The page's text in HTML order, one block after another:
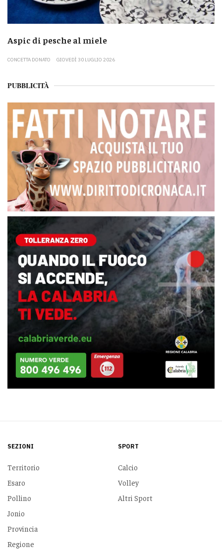
Aspic di pesche al miele
CONCETTA DONATO GIOVEDÌ 30 LUGLIO 2026
PUBBLICITÀ
SEZIONI
Territorio
Esaro
Pollino
Jonio
Provincia
Regione
SPORT
Calcio
Volley
Altri Sport